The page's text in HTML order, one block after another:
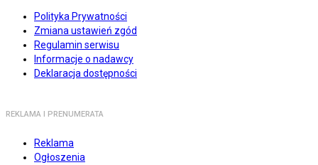
Polityka Prywatności
Zmiana ustawień zgód
Regulamin serwisu
Informacje o nadawcy
Deklaracja dostępności
REKLAMA I PRENUMERATA
Reklama
Ogłoszenia